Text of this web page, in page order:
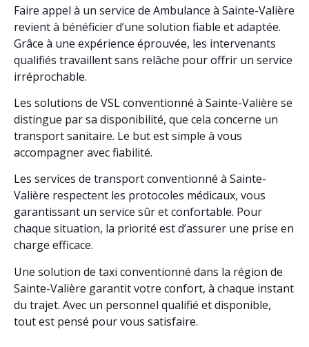
Faire appel à un service de Ambulance à Sainte-Valière
revient à bénéficier d’une solution fiable et adaptée.
Grâce à une expérience éprouvée, les intervenants
qualifiés travaillent sans relâche pour offrir un service
irréprochable.
Les solutions de VSL conventionné à Sainte-Valière se
distingue par sa disponibilité, que cela concerne un
transport sanitaire. Le but est simple à vous
accompagner avec fiabilité.
Les services de transport conventionné à Sainte-
Valière respectent les protocoles médicaux, vous
garantissant un service sûr et confortable. Pour
chaque situation, la priorité est d’assurer une prise en
charge efficace.
Une solution de taxi conventionné dans la région de
Sainte-Valière garantit votre confort, à chaque instant
du trajet. Avec un personnel qualifié et disponible,
tout est pensé pour vous satisfaire.